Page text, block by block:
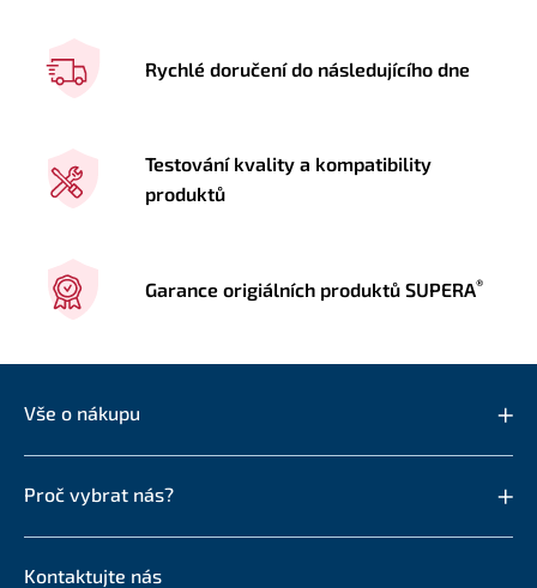
Rychlé doručení do následujícího dne
Testování kvality a kompatibility
produktů
Garance origiálních produktů SUPERA®
Vše o nákupu
Proč vybrat nás?
Kontaktujte nás